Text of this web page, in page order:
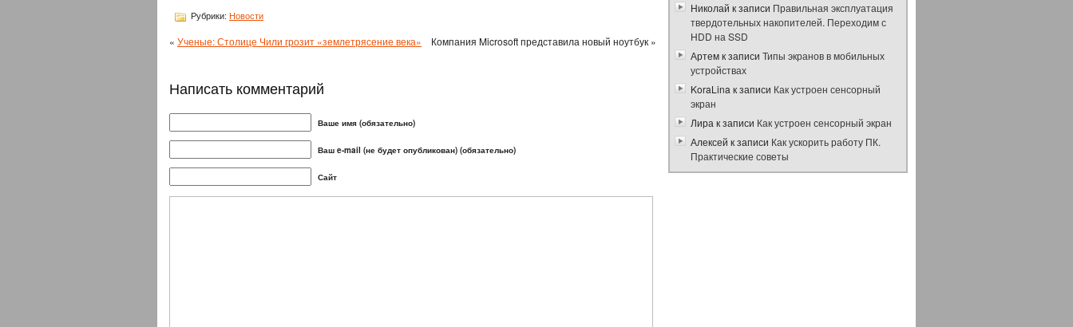
Рубрики: Новости
« Ученые: Столице Чили грозит «землетрясение века» Компания Microsoft представила новый ноутбук »
Написать комментарий
Ваше имя (обязательно)
Ваш e-mail (не будет опубликован) (обязательно)
Сайт
Николай к записи Правильная эксплуатация
твердотельных накопителей. Переходим с
HDD на SSD
Артемк записи Типы экранов в мобильных
устройствах
KoraLina к записи Как устроен сенсорный
экран
Лира к записи Как устроен сенсорный экран
Алексей к записи Как ускорить работу ПК.
Практические советы